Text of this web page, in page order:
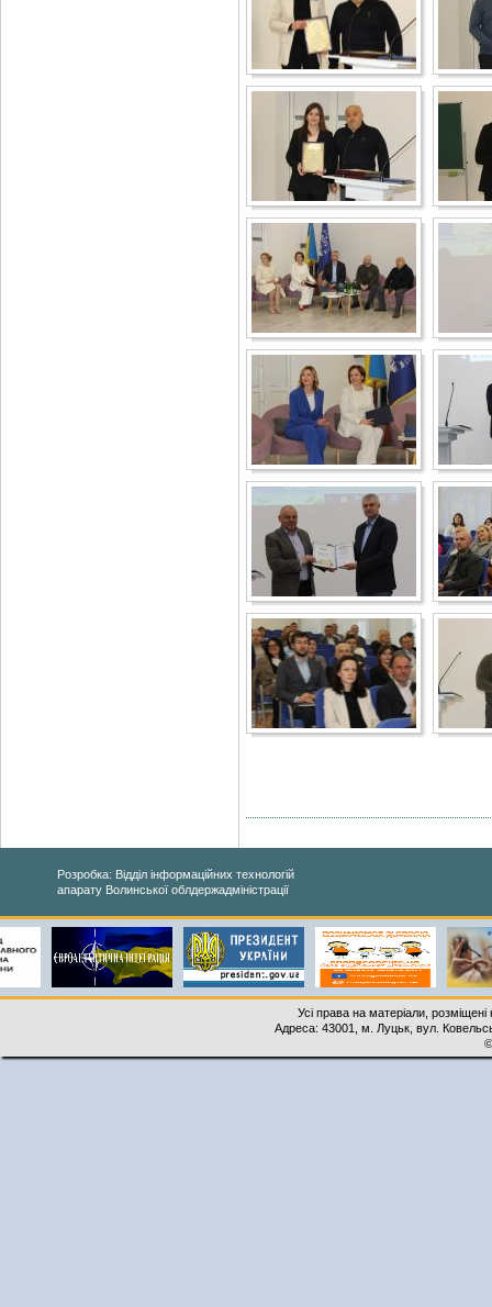
Розробка: Відділ інформаційних технологій
апарату Волинської облдержадміністрації
Усі права на матеріали,
Адреса: 43001, м. Луцьк, вул.